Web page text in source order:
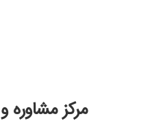
مرکز مشاوره